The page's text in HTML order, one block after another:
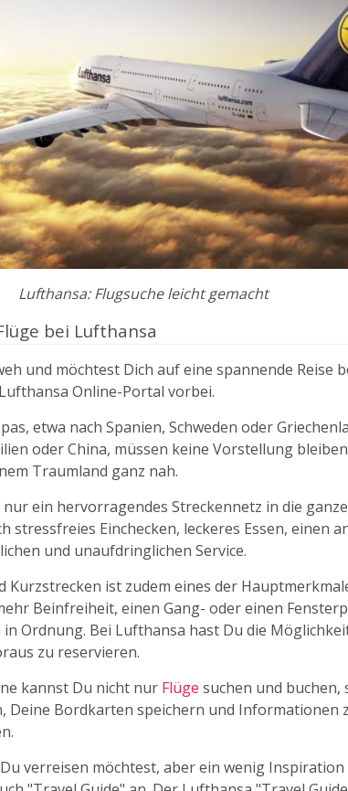
Lufthansa: Flugsuche leicht gemacht
bei Lufthansa
und möchtest Dich auf eine spannende Reise
Online-Portal vorbei.
etwa nach Spanien, Schweden oder
oder China, müssen keine Vorstellung
Traumland ganz nah.
ein hervorragendes Streckennetz in die
stressfreies Einchecken, leckeres Essen, einen
und unaufdringlichen Service.
Kurzstrecken ist zudem eines der
Beinfreiheit, einen Gang- oder einen
in Ordnung. Bei Lufthansa hast Du die
zu reservieren.
kannst Du nicht nur Flüge suchen und buchen,
Deine Bordkarten speichern und Informationen
verreisen möchtest, aber ein wenig